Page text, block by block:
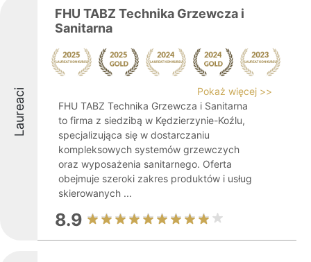
Laureaci
FHU TABZ Technika Grzewcza i
Sanitarna
Pokaż więcej >>
FHU TABZ Technika Grzewcza i Sanitarna
to firma z siedzibą w Kędzierzynie-Koźlu,
specjalizująca się w dostarczaniu
kompleksowych systemów grzewczych
oraz wyposażenia sanitarnego. Oferta
obejmuje szeroki zakres produktów i usług
skierowanych ...
8.9